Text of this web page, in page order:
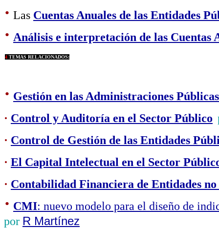
· Las Cuentas Anuales de las Entidades
· Análisis e interpretación de las Cuentas
4 TEMAS RELACIONADOS:
· Gestión en las Administraciones Públicas
· Control y Auditoría en el Sector Público
· Control de Gestión de las Entidades
· El Capital Intelectual en el Sector
· Contabilidad Financiera de Entidades
· CMI: nuevo modelo para el diseño de
por R Martínez